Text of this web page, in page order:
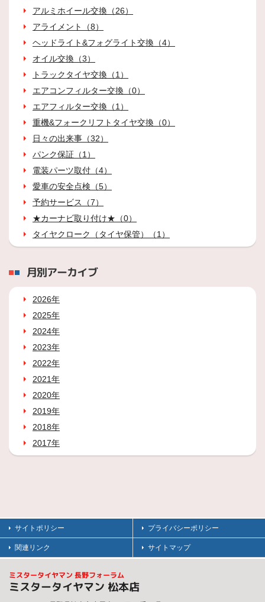
アルミホイール交換（26）
アライメント（8）
ヘッドライト&フォグライト交換（4）
オイル交換（3）
トラックタイヤ交換（1）
エアコンフィルター交換（0）
エアフィルター交換（1）
重機&フォークリフトタイヤ交換（0）
日々の出来事（32）
パンク保証（1）
電装パーツ取付（4）
愛車の安全点検（5）
予約サービス（7）
★カーナビ取り付け★（0）
タイヤクローク（タイヤ保管）（1）
月別アーカイブ
2026年
2025年
2024年
2023年
2022年
2021年
2020年
2019年
2018年
2017年
サイトポリシー プライバシーポリシー
関連リンク サイトマップ
ミスタータイヤマン 長野フォーラム
ミスタータイヤマン 松本店